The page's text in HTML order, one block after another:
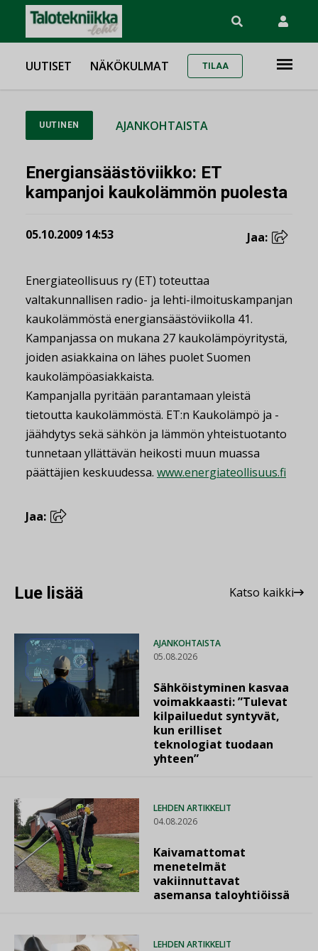
UUTISET NÄKÖKULMAT TILAA
UUTINEN AJANKOHTAISTA
Energiansäästöviikko: ET
kampanjoi kaukolämmön puolesta
05.10.2009 14:53 Jaa:
Energiateollisuus ry (ET) toteuttaa
valtakunnallisen radio- ja lehti-ilmoituskampanjan
kaukolämmöstä energiansäästöviikolla 41.
Kampanjassa on mukana 27 kaukolämpöyritystä,
joiden asiakkaina on lähes puolet Suomen
kaukolämpöasiakkaista.
Kampanjalla pyritään parantamaan yleistä
tietoutta kaukolämmöstä. ET:n Kaukolämpö ja -
jäähdytys sekä sähkön ja lämmön yhteistuotanto
tunnetaan yllättävän heikosti muun muassa
päättäjien keskuudessa. www.energiateollisuus.fi
Jaa:
Lue lisää Katso kaikki
AJANKOHTAISTA
05.08.2026
Sähköistyminen kasvaa
voimakkaasti: ”Tulevat
kilpailuedut syntyvät,
kun erilliset
teknologiat tuodaan
yhteen”
LEHDEN ARTIKKELIT
04.08.2026
Kaivamattomat
menetelmät
vakiinnuttavat
asemansa taloyhtiöissä
LEHDEN ARTIKKELIT